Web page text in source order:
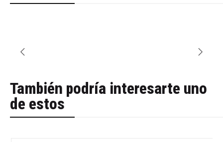
También podría interesarte uno
de estos